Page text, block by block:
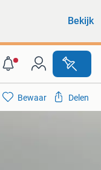
Bekijk
Bewaar Delen